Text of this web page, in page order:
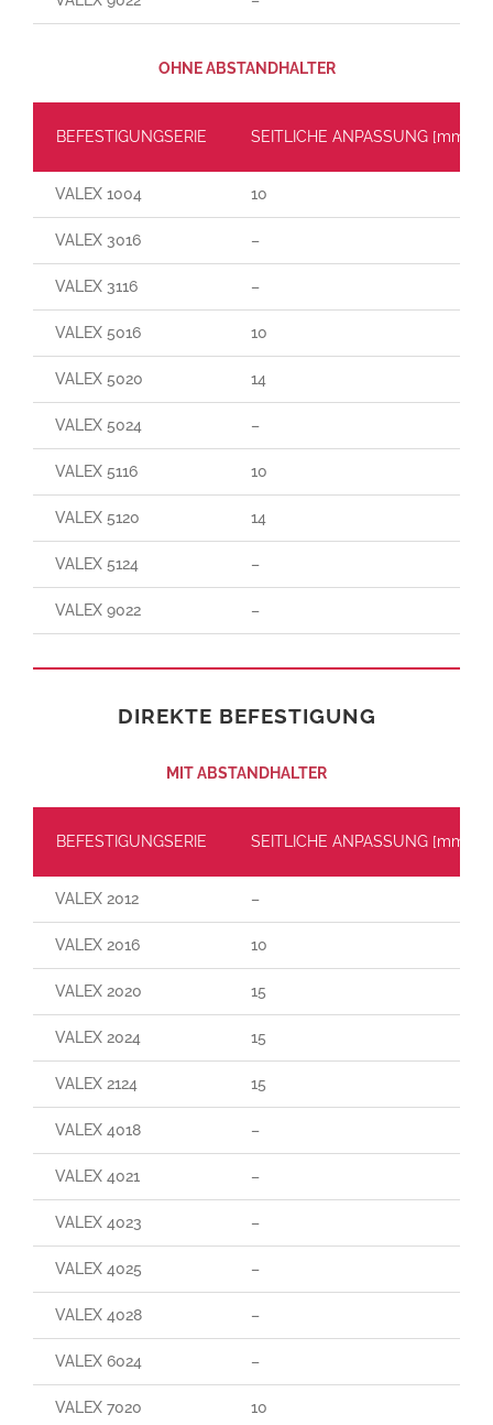
OHNE ABSTANDHALTER
BEFESTIGUNGSERIE SEITLICHE ANPASSUNG [mm]
VALEX 1004 10
VALEX 3016 –
VALEX 3116 –
VALEX 5016 10
VALEX 5020 14
VALEX 5024 –
VALEX 5116 10
VALEX 5120 14
VALEX 5124 –
VALEX 9022 –
DIREKTE BEFESTIGUNG
MIT ABSTANDHALTER
BEFESTIGUNGSERIE SEITLICHE ANPASSUNG [mm]
VALEX 2012 –
VALEX 2016 10
VALEX 2020 15
VALEX 2024 15
VALEX 2124 15
VALEX 4018 –
VALEX 4021 –
VALEX 4023 –
VALEX 4025 –
VALEX 4028 –
VALEX 6024 –
VALEX 7020 10